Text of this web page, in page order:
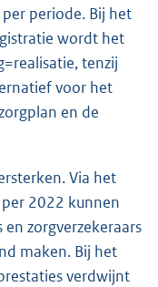
periode. Bij het
wordt het
tenzij
voor het
en de
Via het
2022 kunnen
zorgverzekeraars
maken. Bij het
verdwijnt